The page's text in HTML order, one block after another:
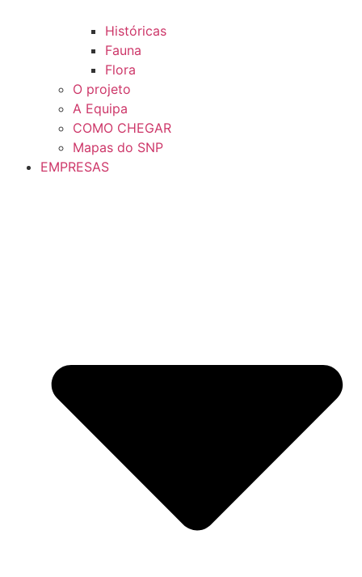
Históricas
Fauna
Flora
O projeto
A Equipa
COMO CHEGAR
Mapas do SNP
EMPRESAS